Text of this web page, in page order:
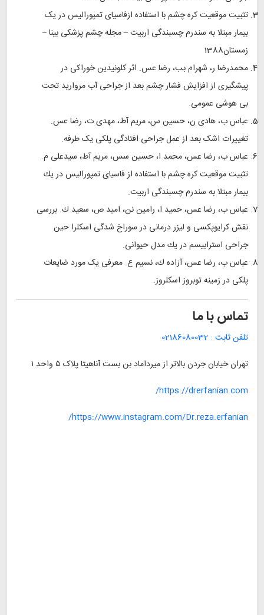
تثبیت موقعیت کره چشم با استفاده ازفاسیای تمپورالیس در یک
بیمار مبتلا به سندرم چسبندگی اربیت – مجله چشم پزشکی بینا –
زمستان1388
محمدرضا ر، شهرام بب، رضا عس. اثر كلونیدین خوراكی در
پیشگیری از افزایش فشار چشم بعد از جراحی آب مروارید تحت
بی هوشی عمومی.
عباس ب، هادی ن، حسین س، مریم آط، مهدی ت، رضا عس.
تغییرات اشک بعد از عمل جراحی افتادگی پلکی یک طرفه.
عباس ب، رضا عس، محمد ا، حسین سس، مریم آط، سیدعلی م.
تثبیت موقعیت كره چشم با استفاده از فاسیای تمپورالیس در یك
بیمار مبتلا به سندرم چسبندگی اربیت.
عباس ب، رضا عس، حمید ا، رامین نن، امید ص، سعید ك. بررسی
نقش كرایوپكسی و لیزر درمانی در سوراخ شدگی اسكلرا حین
جراحی استرابیسم در یك مدل حیوانی.
عباس ب، رضا عس، آزاده ك، نسیم ع. معرفی یک مورد ضایعات
پلکی در زمینه توبروز اسکلروز.
تماس با ما
تلفن ثابت : 02186080032
تهران خیابان جردن بالاتر از میرداماد بن بست آناهیتا پلاک ۵ واحد ۱
https://drerfanian.com/
https://www.instagram.com/Dr.reza.erfanian/